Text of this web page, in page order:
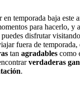
temporada baja este
para hacerlo, y
puedes disfrutar
fuera de temporada,
tan agradables como
verdaderas
.